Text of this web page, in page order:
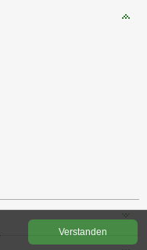
Ver­stan­den